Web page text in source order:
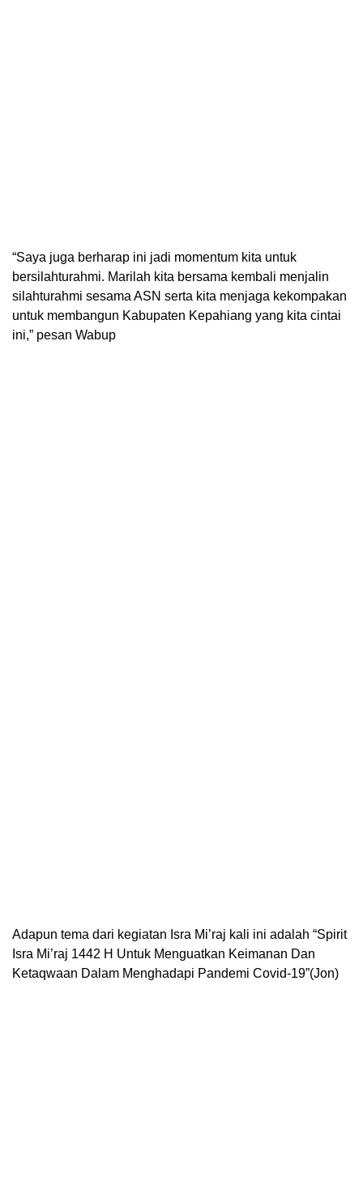
“Saya juga berharap ini jadi momentum kita untuk
bersilahturahmi. Marilah kita bersama kembali menjalin
silahturahmi sesama ASN serta kita menjaga kekompakan
untuk membangun Kabupaten Kepahiang yang kita cintai
ini,” pesan Wabup
Adapun tema dari kegiatan Isra Mi’raj kali ini adalah “Spirit
Isra Mi’raj 1442 H Untuk Menguatkan Keimanan Dan
Ketaqwaan Dalam Menghadapi Pandemi Covid-19”(Jon)